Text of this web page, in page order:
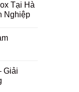
Tại Hà
Nghiệp
Giải